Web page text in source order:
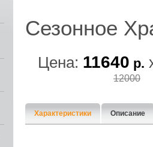
Сезонное
Цена: 11640 р.
12000
Характеристики Описание